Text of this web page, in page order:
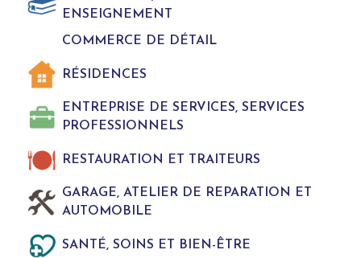
ENSEIGNEMENT
COMMERCE DE DÉTAIL
RÉSIDENCES
ENTREPRISE DE SERVICES, SERVICES
PROFESSIONNELS
RESTAURATION ET TRAITEURS
GARAGE, ATELIER DE REPARATION ET
AUTOMOBILE
SANTÉ, SOINS ET BIEN-ÊTRE